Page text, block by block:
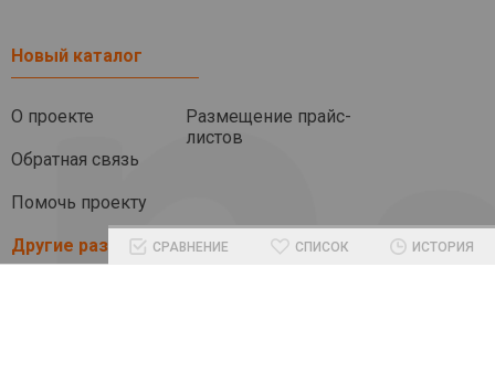
Новый каталог
О проекте
Обратная связь
Помочь проекту
Размещение прайс-
листов
Другие разделыСРАВНЕНИЕ СПИСОК ИСТОРИЯ